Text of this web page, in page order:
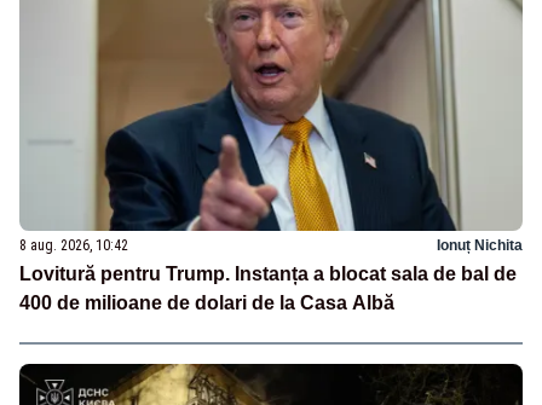
8 aug. 2026, 10:42 Ionuț Nichita
Lovitură pentru Trump. Instanța a blocat sala de bal de
400 de milioane de dolari de la Casa Albă